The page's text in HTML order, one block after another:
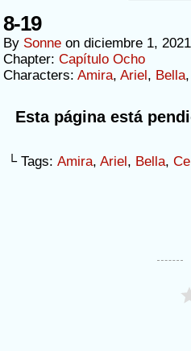
Buscar
8-19
By Sonne on diciembre 1, 2021
Chapter: Capítulo Ocho
Characters: Amira, Ariel, Bella
Esta página está
└ Tags: Amira, Ariel, Bella,